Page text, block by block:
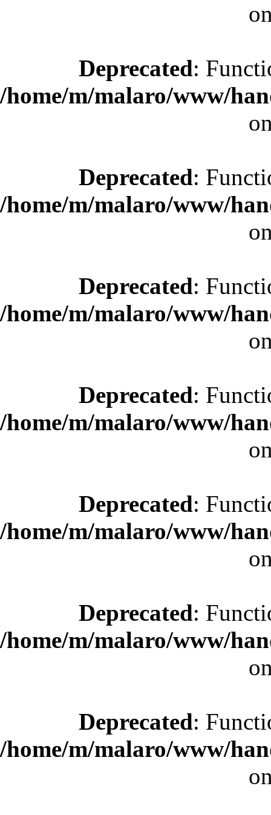
Deprecated:
/home/m/malaro/www/
Deprecated:
/home/m/malaro/www/
Deprecated:
/home/m/malaro/www/
Deprecated:
/home/m/malaro/www/
Deprecated:
/home/m/malaro/www/
Deprecated:
/home/m/malaro/www/
Deprecated:
/home/m/malaro/www/